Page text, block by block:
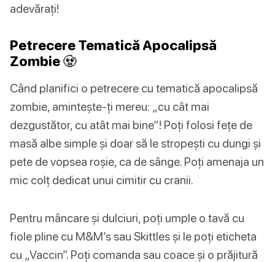
adevărați!
Petrecere Tematică Apocalipsă
Zombie 🧟
Când planifici o petrecere cu tematică apocalipsă
zombie, amintește-ți mereu: „cu cât mai
dezgustător, cu atât mai bine”! Poți folosi fețe de
masă albe simple și doar să le stropești cu dungi și
pete de vopsea roșie, ca de sânge. Poți amenaja un
mic colț dedicat unui cimitir cu cranii.
Pentru mâncare și dulciuri, poți umple o tavă cu
fiole pline cu M&M’s sau Skittles și le poți eticheta
cu „Vaccin”. Poți comanda sau coace și o prăjitură